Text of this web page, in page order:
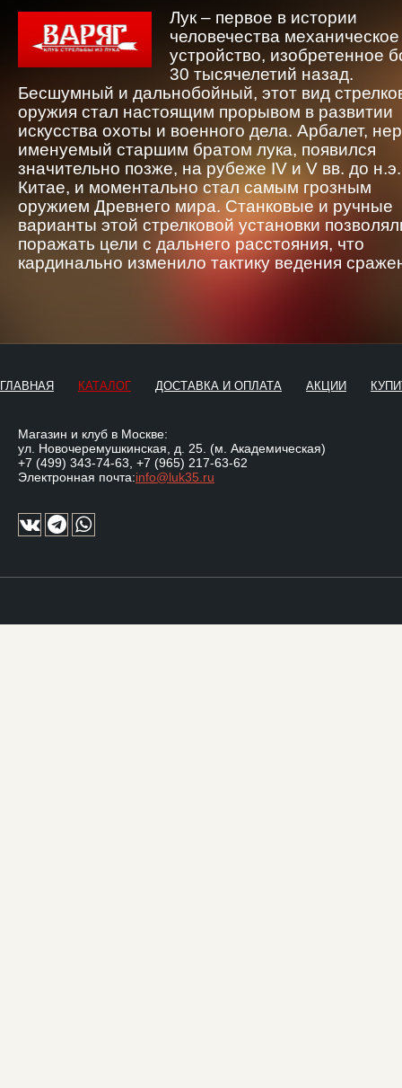
Лук – первое в истории
человечества механическое
устройство, изобретенное
30 тысячелетий назад.
Бесшумный и дальнобойный, этот вид
оружия стал настоящим прорывом в развитии
искусства охоты и военного дела. Арбалет,
именуемый старшим братом лука, появился
значительно позже, на рубеже IV и V вв. до
Китае, и моментально стал самым грозным
оружием Древнего мира. Станковые и ручные
варианты этой стрелковой установки
поражать цели с дальнего расстояния, что
кардинально изменило тактику ведения
ГЛАВНАЯ КАТАЛОГ ДОСТАВКА И ОПЛАТА АКЦИИ
Магазин и клуб в Москве:
ул. Новочеремушкинская, д. 25. (м. Академическая)
+7 (499) 343-74-63 +7 (965) 217-63-62
Электронная почта:info@luk35.ru